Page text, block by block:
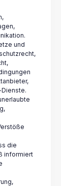
und
die
informiert